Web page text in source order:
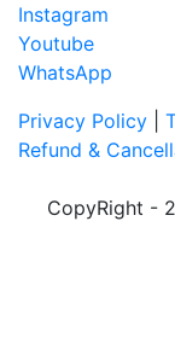
Instagram
Youtube
WhatsApp
Privacy Policy
Refund &
CopyRight -